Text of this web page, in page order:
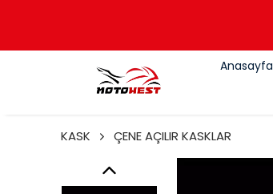
Anasayfa
KASK ÇENE AÇILIR KASKLAR